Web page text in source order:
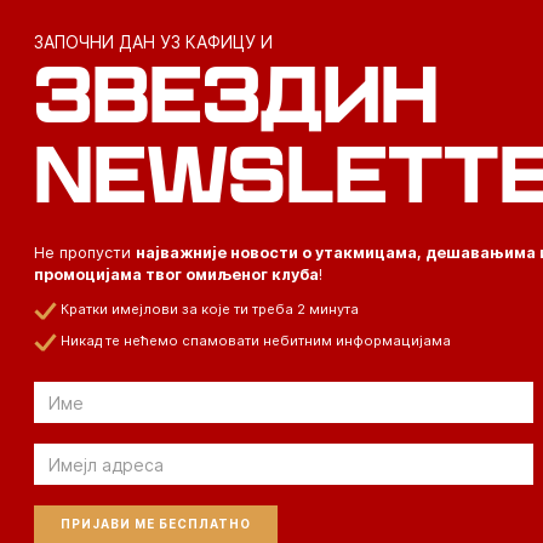
ЗАПОЧНИ ДАН УЗ КАФИЦУ И
ЗВЕЗДИН
Не пропусти најважније новости о утакмицама, дешавањима
промоцијама твог омиљеног клуба!
Кратки имејлови за које ти треба 2 минута
Никад те нећемо спамовати небитним информацијама
Email
Email